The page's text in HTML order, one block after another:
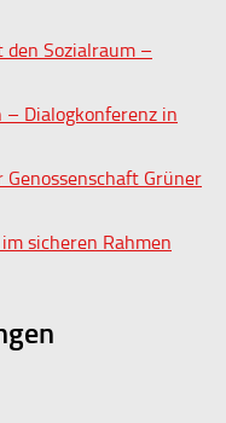
Sozialraum –
– Dialogkonferenz in
Grüner
sicheren Rahmen